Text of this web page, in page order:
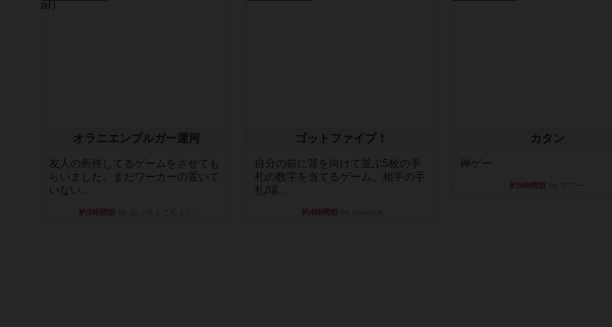
オラニエンブルガー運河
友人の所持してるゲームをさせても
らいました。まだワーカーの置いて
いない...
約3時間前
ゴットファイブ！
自分の前に背を向けて並ぶ5枚の手
札の数字を当てるゲーム。相手の手
札/場...
約4時間前
カタン
神ゲー
約5時間前